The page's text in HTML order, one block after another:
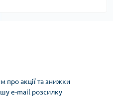
про акції та знижки
e-mail розсилку